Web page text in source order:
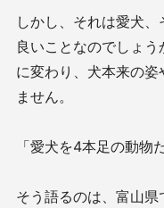
しかし、それは愛犬
良いことなのでしょ
に変わり、犬本来の
ません。
「愛犬を4本足の動物
そう語るのは、富山